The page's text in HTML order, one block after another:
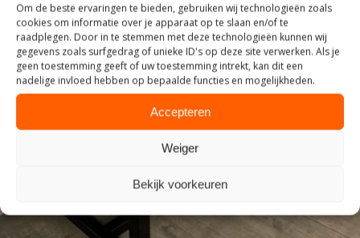
Om de beste ervaringen te bieden, gebruiken wij technologieën zoals
cookies om informatie over je apparaat op te slaan en/of te
raadplegen. Door in te stemmen met deze technologieën kunnen wij
gegevens zoals surfgedrag of unieke ID's op deze site verwerken. Als je
geen toestemming geeft of uw toestemming intrekt, kan dit een
nadelige invloed hebben op bepaalde functies en mogelijkheden.
Accepteren
Weiger
Bekijk voorkeuren
ZITTEN